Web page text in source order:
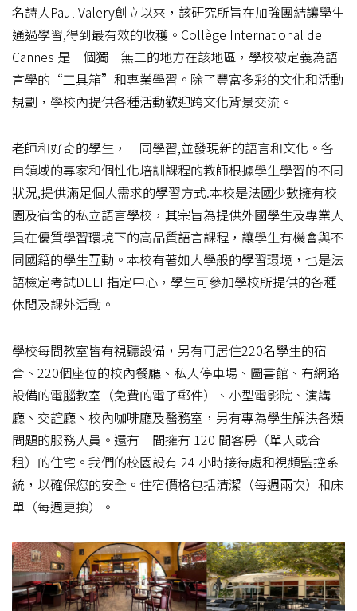
名詩人Paul Valery創立以來，該研究所旨在加強團結讓學生
通過學習,得到最有效的收穫。Collège International de
Cannes 是一個獨一無二的地方在該地區，學校被定義為語
言學的“工具箱”和專業學習。除了豐富多彩的文化和活動
規劃，學校內提供各種活動歡迎跨文化背景交流。
老師和好奇的學生，一同學習,並發現新的語言和文化。各
自領域的專家和個性化培訓課程的教師根據學生學習的不同
狀況,提供滿足個人需求的學習方式.本校是法國少數擁有校
園及宿舍的私立語言學校，其宗旨為提供外國學生及專業人
員在優質學習環境下的高品質語言課程，讓學生有機會與不
同國籍的學生互動。本校有著如大學般的學習環境，也是法
語檢定考試DELF指定中心，學生可參加學校所提供的各種
休閒及課外活動。
學校每間教室皆有視聽設備，另有可居住220名學生的宿
舍、220個座位的校內餐廳、私人停車場、圖書館、有網路
設備的電腦教室（免費的電子郵件）、小型電影院、演講
廳、交誼廳、校內咖啡廳及醫務室，另有專為學生解決各類
問題的服務人員。還有一間擁有 120 間客房（單人或合
租）的住宅。我們的校園設有 24 小時接待處和視頻監控系
統，以確保您的安全。住宿價格包括清潔（每週兩次）和床
單（每週更換）。